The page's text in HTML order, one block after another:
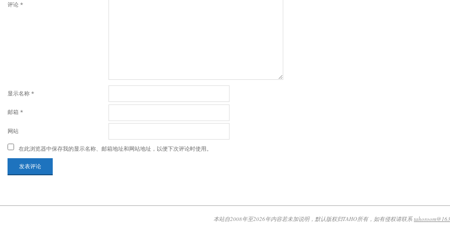
评论 *
显示名称 *
邮箱 *
网站
在此浏览器中保存我的显示名称、邮箱地址和网站地址，以便下次评论时使用。
本站自2008年至2026年内容若未加说明，默认版权归TAHO所有，如有侵权请联系